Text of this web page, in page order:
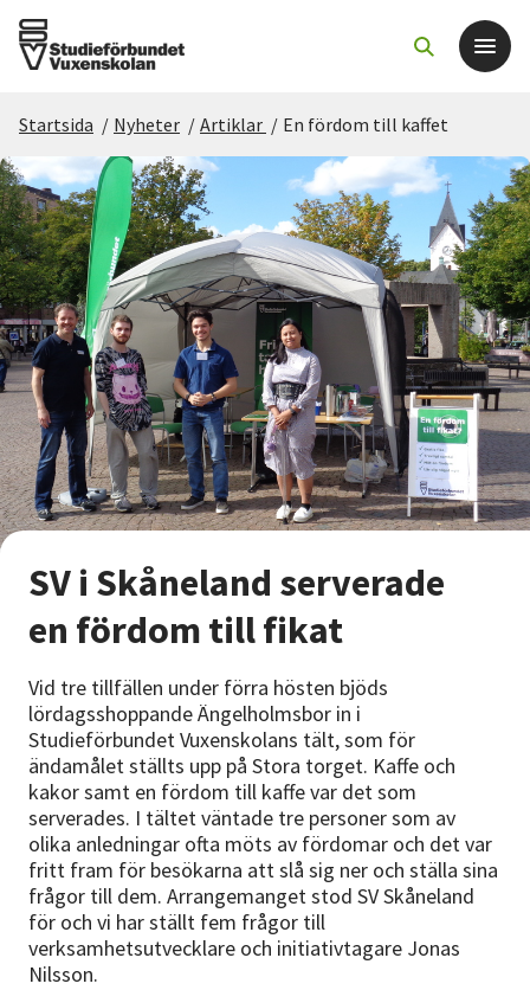
Det här gör vi
För dig som
Sök kurser och evenemang
Om SV
Starta studiecirkel
Cirkelledare
Lyssna
Startsida / Nyheter / Artiklar / En fördom till kaffet
SV i Skåneland serverade
en fördom till fikat
Vid tre tillfällen under förra hösten bjöds
lördagsshoppande Ängelholmsbor in i
Studieförbundet Vuxenskolans tält, som för
ändamålet ställts upp på Stora torget. Kaffe och
kakor samt en fördom till kaffe var det som
serverades. I tältet väntade tre personer som av
olika anledningar ofta möts av fördomar och det var
fritt fram för besökarna att slå sig ner och ställa sina
frågor till dem. Arrangemanget stod SV Skåneland
för och vi har ställt fem frågor till
verksamhetsutvecklare och initiativtagare Jonas
Nilsson.